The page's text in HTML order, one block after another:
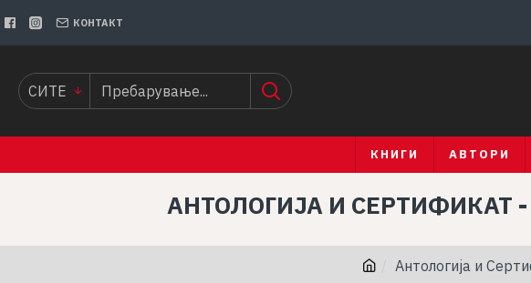
КОНТАКТ
СИТЕ
КНИГИ АВТОРИ
Антологија и
АНТОЛОГИЈА И